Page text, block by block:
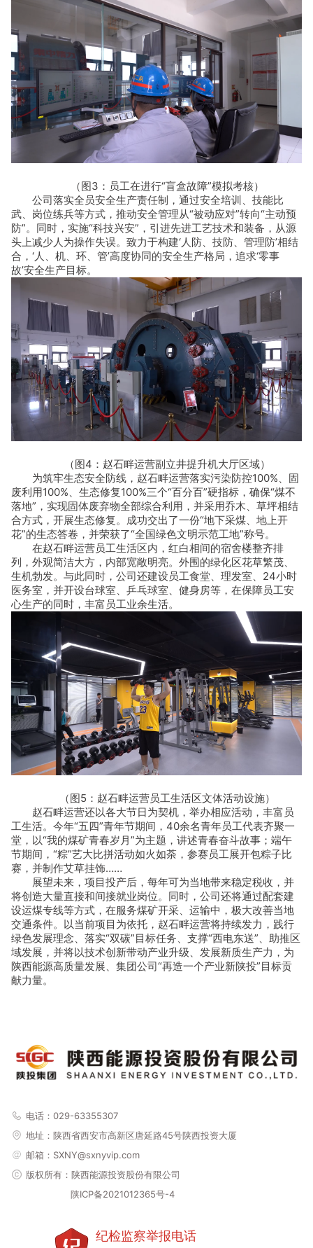
（图3：员工在进行“盲盒故障”模拟考核）
公司落实全员安全生产责任制，通过安全培训、技能比
武、岗位练兵等方式，推动安全管理从“被动应对”转向“主动预
防”。同时，实施“科技兴安”，引进先进工艺技术和装备，从源
头上减少人为操作失误。致力于构建‘人防、技防、管理防’相结
合，‘人、机、环、管’高度协同的安全生产格局，追求‘零事
故’安全生产目标。
（图4：赵石畔运营副立井提升机大厅区域）
为筑牢生态安全防线，赵石畔运营落实污染防控100%、固
废利用100%、生态修复100%三个“百分百”硬指标，确保“煤不
落地”，实现固体废弃物全部综合利用，并采用乔木、草坪相结
合方式，开展生态修复。成功交出了一份“地下采煤、地上开
花”的生态答卷，并荣获了“全国绿色文明示范工地”称号。
在赵石畔运营员工生活区内，红白相间的宿舍楼整齐排
列，外观简洁大方，内部宽敞明亮。外围的绿化区花草繁茂、
生机勃发。与此同时，公司还建设员工食堂、理发室、24小时
医务室，并开设台球室、乒乓球室、健身房等，在保障员工安
心生产的同时，丰富员工业余生活。
（图5：赵石畔运营员工生活区文体活动设施）
赵石畔运营还以各大节日为契机，举办相应活动，丰富员
工生活。今年“五四”青年节期间，40余名青年员工代表齐聚一
堂，以“我的煤矿青春岁月”为主题，讲述青春奋斗故事；端午
节期间，“粽”艺大比拼活动如火如荼，参赛员工展开包粽子比
赛，并制作艾草挂饰……
展望未来，项目投产后，每年可为当地带来稳定税收，并
将创造大量直接和间接就业岗位。同时，公司还将通过配套建
设运煤专线等方式，在服务煤矿开采、运输中，极大改善当地
交通条件。以当前项目为依托，赵石畔运营将持续发力，践行
绿色发展理念、落实“双碳”目标任务、支撑“西电东送”、助推区
域发展，并将以技术创新带动产业升级、发展新质生产力，为
陕西能源高质量发展、集团公司“再造一个产业新陕投”目标贡
献力量。
电话：029-63355307
地址： 陕西省西安市高新区唐延路45号陕西投资大厦
邮箱：SXNY@sxnyvip.com
版权所有：陕西能源投资股份有限公司
陕ICP备2021012365号-4
纪检监察举报电话